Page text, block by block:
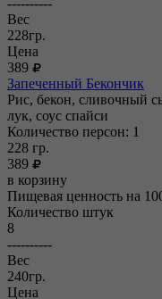
Вес
228гр.
Цена
389
Запеченный Бекончик
Рис, бекон, сливочный
лук, соус спайси
Количество персон: 1
228 гр.
389
в корзину
Пищевая ценность на
Количество штук
8
----------
Вес
240гр.
Цена